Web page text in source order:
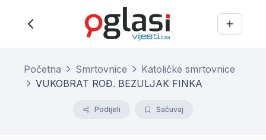
Početna Smrtovnice
Katoličke smrtovnice
VUKOBRAT ROĐ. BEZULJAK FINKA
Podijeli Sačuvaj